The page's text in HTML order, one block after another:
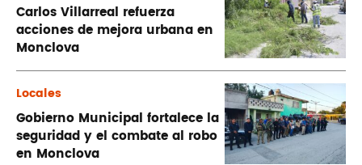
Carlos Villarreal refuerza
acciones de mejora urbana en
Monclova
Locales
Gobierno Municipal fortalece la
seguridad y el combate al robo
en Monclova